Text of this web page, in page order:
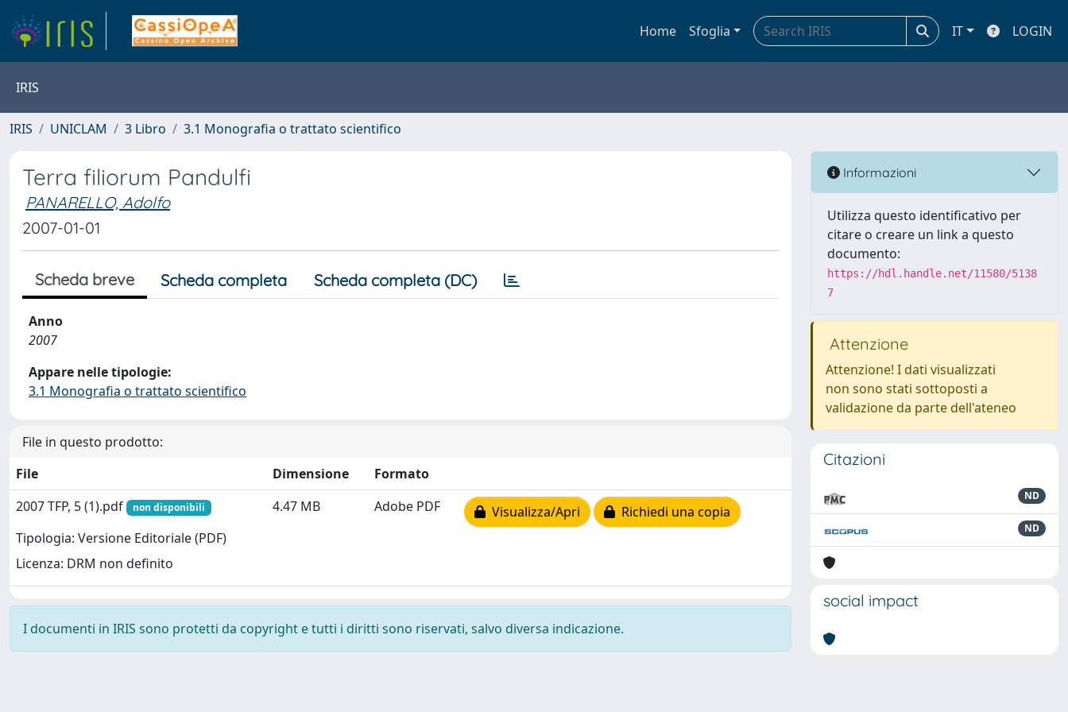
Home Sfoglia IT LOGIN
IRIS
IRIS UNICLAM 3 Libro 3.1 Monografia o trattato scientifico
Terra filiorum Pandulfi
PANARELLO, Adolfo
2007-01-01
Scheda breve Scheda completa Scheda completa (DC)
Anno
2007
Appare nelle tipologie:
3.1 Monografia o trattato scientifico
File in questo prodotto:
File
Dimensione
Formato
2007 TFP, 5 (1).pdf
non disponibili
Tipologia: Versione Editoriale (PDF)
Licenza: DRM non definito
4.47 MB Adobe PDF Visualizza/Apri Richiedi una copia
I documenti in IRIS sono protetti da copyright e tutti i diritti sono riservati, salvo diversa indicazione.
Informazioni
Utilizza questo identificativo per
citare o creare un link a questo
documento:
https://hdl.handle.net/11580/5138
7
Attenzione
Attenzione! I dati visualizzati
non sono stati sottoposti a
validazione da parte dell'ateneo
Citazioni
ND
ND
social impact